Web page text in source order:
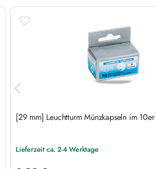
[29 mm] Leuchtturm Münzkapseln im
Lieferzeit ca. 2-4 Werktage